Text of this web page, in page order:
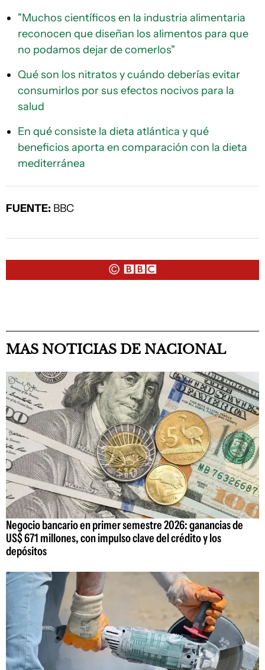
"Muchos científicos en la industria alimentaria
reconocen que diseñan los alimentos para que
no podamos dejar de comerlos"
Qué son los nitratos y cuándo deberías evitar
consumirlos por sus efectos nocivos para la
salud
En qué consiste la dieta atlántica y qué
beneficios aporta en comparación con la dieta
mediterránea
FUENTE: BBC
MAS NOTICIAS DE NACIONAL
Negocio bancario en primer semestre 2026: ganancias de
US$ 671 millones, con impulso clave del crédito y los
depósitos